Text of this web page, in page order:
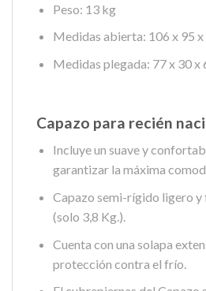
Peso: 13 kg
Medidas abierta: 106 x 95 x
Medidas plegada: 77 x 30 x
Capazo para recién
Incluye un suave y
garantizar la máxima
Capazo semi-rígido ligero
(solo 3,8 Kg.).
Cuenta con una solapa
protección contra el frío.